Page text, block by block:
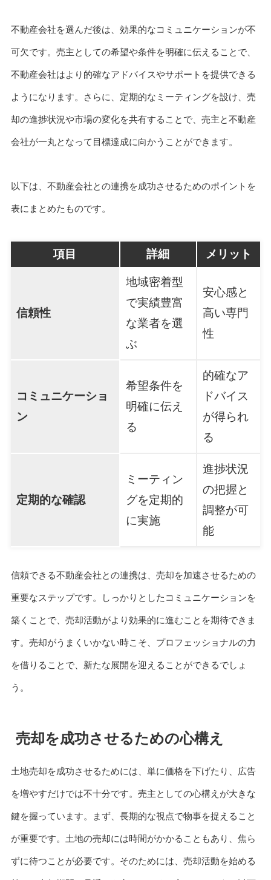
不動産会社を選んだ後は、効果的なコミュニケーションが不
可欠です。売主としての希望や条件を明確に伝えることで、
不動産会社はより的確なアドバイスやサポートを提供できる
ようになります。さらに、定期的なミーティングを設け、売
却の進捗状況や市場の変化を共有することで、売主と不動産
会社が一丸となって目標達成に向かうことができます。
以下は、不動産会社との連携を成功させるためのポイントを
表にまとめたものです。
項目 詳細 メリット
信頼性
地域密着型
で実績豊富
な業者を選
ぶ
安心感と
高い専門
性
コミュニケーショ
ン
希望条件を
明確に伝え
る
的確なア
ドバイス
が得られ
る
定期的な確認
ミーティン
グを定期的
に実施
進捗状況
の把握と
調整が可
能
信頼できる不動産会社との連携は、売却を加速させるための
重要なステップです。しっかりとしたコミュニケーションを
築くことで、売却活動がより効果的に進むことを期待できま
す。売却がうまくいかない時こそ、プロフェッショナルの力
を借りることで、新たな展開を迎えることができるでしょ
う。
売却を成功させるための心構え
土地売却を成功させるためには、単に価格を下げたり、広告
を増やすだけでは不十分です。売主としての心構えが大きな
鍵を握っています。まず、長期的な視点で物事を捉えること
が重要です。土地の売却には時間がかかることもあり、焦ら
ずに待つことが必要です。そのためには、売却活動を始める